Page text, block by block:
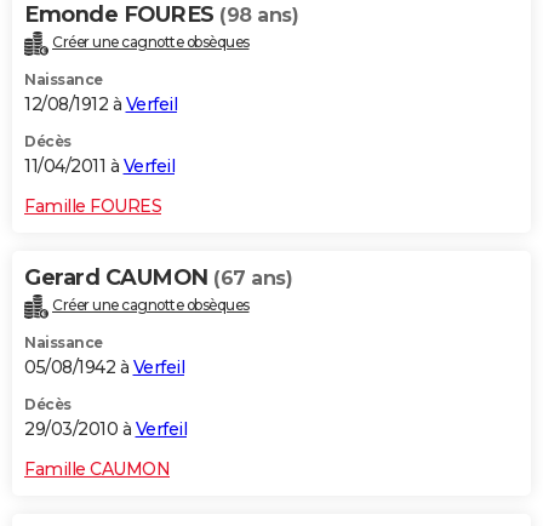
Emonde FOURES (98 ans)
Créer une cagnotte obsèques
Naissance
12/08/1912 à Verfeil
Décès
11/04/2011 à Verfeil
Famille FOURES
Gerard CAUMON (67 ans)
Créer une cagnotte obsèques
Naissance
05/08/1942 à Verfeil
Décès
29/03/2010 à Verfeil
Famille CAUMON